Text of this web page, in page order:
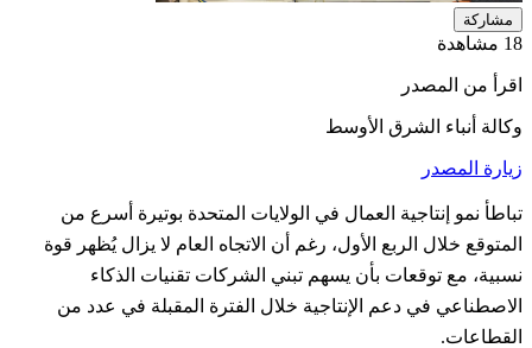
مشاركة
18 مشاهدة
اقرأ من المصدر
وكالة أنباء الشرق الأوسط
زيارة المصدر
تباطأ نمو إنتاجية العمال في الولايات المتحدة بوتيرة أسرع من
المتوقع خلال الربع الأول، رغم أن الاتجاه العام لا يزال يُظهر قوة
نسبية، مع توقعات بأن يسهم تبني الشركات تقنيات الذكاء
الاصطناعي في دعم الإنتاجية خلال الفترة المقبلة في عدد من
القطاعات.